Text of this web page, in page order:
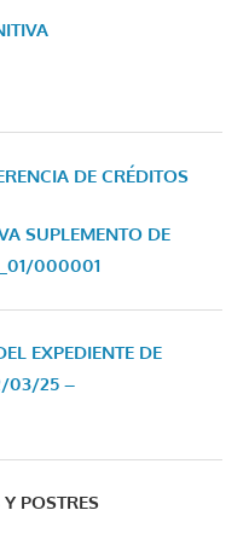
DE CRÉDITOS
SUPLEMENTO DE
000001
EXPEDIENTE DE
03/25 –
POSTRES